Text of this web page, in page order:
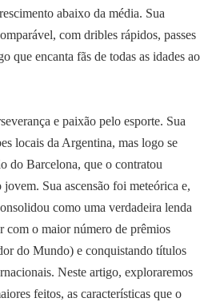
abaixo da média. Sua
com dribles rápidos, passes
que encanta fãs de todas as idades ao
e paixão pelo esporte. Sua
locais da Argentina, mas logo se
do Barcelona, que o contratou
Sua ascensão foi meteórica e,
como uma verdadeira lenda
com o maior número de prêmios
do Mundo) e conquistando títulos
Neste artigo, exploraremos
feitos, as características que o